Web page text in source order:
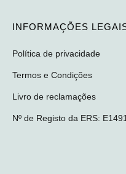
INFORMAÇÕES
Política de privacidade
Termos e Condições
Livro de reclamações
Nº de Registo da ERS: